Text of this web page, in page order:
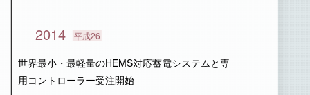
2014 平成26
世界最小・最軽量のHEMS対応蓄電システムと専
用コントローラー受注開始